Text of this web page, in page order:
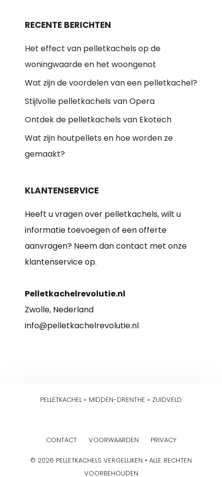
RECENTE BERICHTEN
Het effect van pelletkachels op de
woningwaarde en het woongenot
Wat zijn de voordelen van een pelletkachel?
Stijlvolle pelletkachels van Opera
Ontdek de pelletkachels van Ekotech
Wat zijn houtpellets en hoe worden ze
gemaakt?
KLANTENSERVICE
Heeft u vragen over pelletkachels, wilt u
informatie toevoegen of een offerte
aanvragen? Neem dan contact met onze
klantenservice op.
Pelletkachelrevolutie.nl
Zwolle, Nederland
info@pelletkachelrevolutie.nl
PELLETKACHEL» MIDDEN-DRENTHE » ZUIDVELD
CONTACT VOORWAARDEN PRIVACY
© 2026 PELLETKACHELS VERGELIJKEN • ALLE RECHTEN
VOORBEHOUDEN